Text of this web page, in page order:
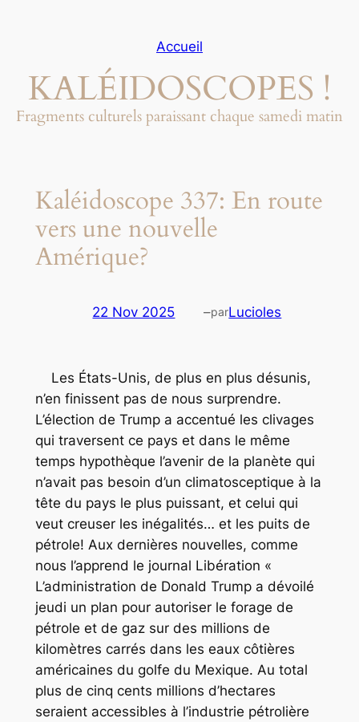
Accueil
KALÉIDOSCOPES !
Fragments culturels paraissant chaque samedi matin
Kaléidoscope 337: En route
vers une nouvelle
Amérique?
22 Nov 2025 –parLucioles
Les États-Unis, de plus en plus désunis,
n’en finissent pas de nous surprendre.
L’élection de Trump a accentué les clivages
qui traversent ce pays et dans le même
temps hypothèque l’avenir de la planète qui
n’avait pas besoin d’un climatosceptique à la
tête du pays le plus puissant, et celui qui
veut creuser les inégalités… et les puits de
pétrole! Aux dernières nouvelles, comme
nous l’apprend le journal Libération «
L’administration de Donald Trump a dévoilé
jeudi un plan pour autoriser le forage de
pétrole et de gaz sur des millions de
kilomètres carrés dans les eaux côtières
américaines du golfe du Mexique. Au total
plus de cinq cents millions d’hectares
seraient accessibles à l’industrie pétrolière